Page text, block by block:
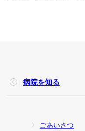
病院を知る
ごあいさつ